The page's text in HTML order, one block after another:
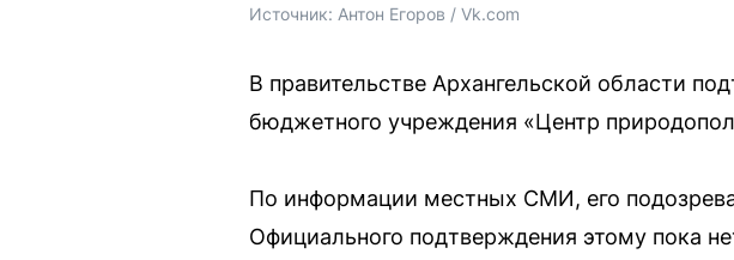
Источник: Антон Егоров / Vk.com
В правительстве Архангельской области
бюджетного учреждения «Центр
По информации местных СМИ, его
Официального подтверждения этому пока